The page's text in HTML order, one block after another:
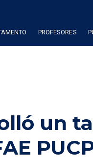
PROFESORES
un